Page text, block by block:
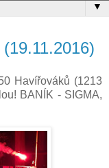
▼
Havířováků (1213
BANÍK - SIGMA,